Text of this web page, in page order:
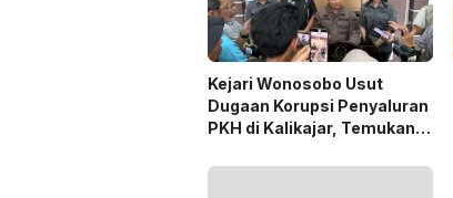
Kejari Wonosobo Usut
Dugaan Korupsi Penyaluran
PKH di Kalikajar, Temukan
Penerima Manfaat